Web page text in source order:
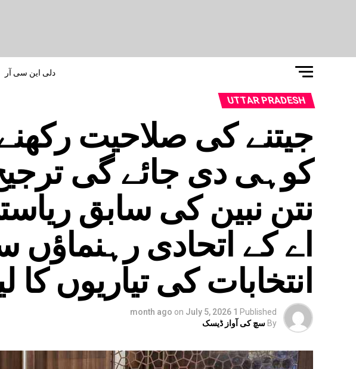
دلی این سی آر
UTTAR PRADESH
جیتنے کی صلاحیت
کوہی دی جائے گی
نتن نبین کی سابق
اے کے اتحادی رہنماؤں
انتخابات کی تیاریوں کا
Published
1 month ago
on July 5, 2026
By سچ کی آواز ڈیسک